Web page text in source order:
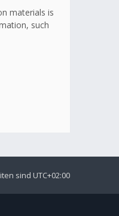
materials is
such
sind UTC+02:00